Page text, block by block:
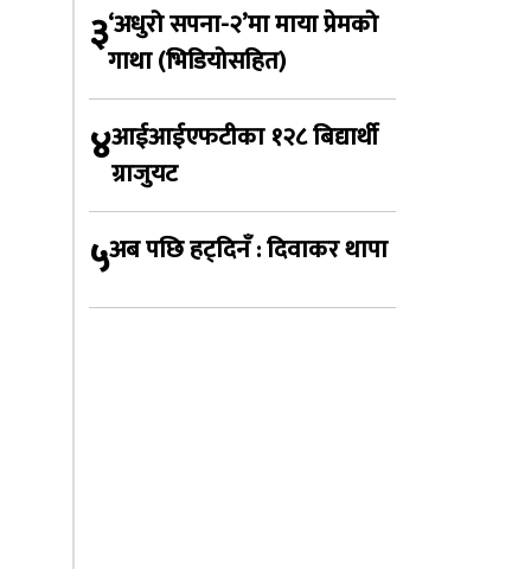
३‘अधुरो सपना-२’मा माया प्रेमको
गाथा (भिडियोसहित)
४आईआईएफटीका १२८ बिद्यार्थी
ग्राजुयट
५अब पछि हट्दिनँ : दिवाकर थापा